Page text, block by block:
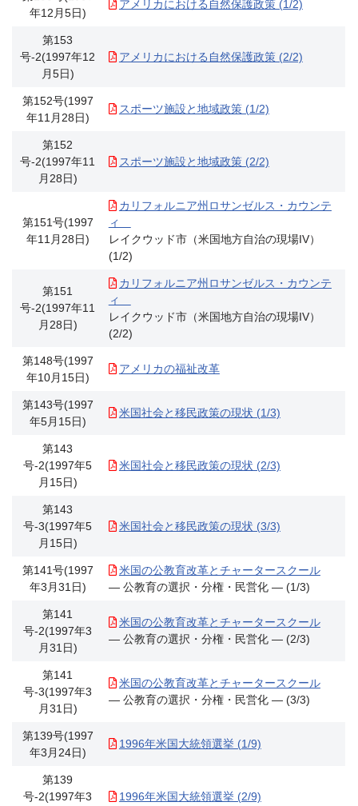
年12月5日)
アメリカにおける自然保護政策 (1/2)
第153
号-2(1997年12
月5日)
アメリカにおける自然保護政策 (2/2)
第152号(1997
年11月28日)
スポーツ施設と地域政策 (1/2)
第152
号-2(1997年11
月28日)
スポーツ施設と地域政策 (2/2)
第151号(1997
年11月28日)
カリフォルニア州ロサンゼルス・カウンテ
ィ
レイクウッド市（米国地方自治の現場IV）
(1/2)
第151
号-2(1997年11
月28日)
カリフォルニア州ロサンゼルス・カウンテ
ィ
レイクウッド市（米国地方自治の現場IV）
(2/2)
第148号(1997
年10月15日)
アメリカの福祉改革
第143号(1997
年5月15日)
米国社会と移民政策の現状 (1/3)
第143
号-2(1997年5
月15日)
米国社会と移民政策の現状 (2/3)
第143
号-3(1997年5
月15日)
米国社会と移民政策の現状 (3/3)
第141号(1997
年3月31日)
米国の公教育改革とチャータースクール
― 公教育の選択・分権・民営化 ― (1/3)
第141
号-2(1997年3
月31日)
米国の公教育改革とチャータースクール
― 公教育の選択・分権・民営化 ― (2/3)
第141
号-3(1997年3
月31日)
米国の公教育改革とチャータースクール
― 公教育の選択・分権・民営化 ― (3/3)
第139号(1997
年3月24日)
1996年米国大統領選挙 (1/9)
第139
号-2(1997年3
1996年米国大統領選挙 (2/9)